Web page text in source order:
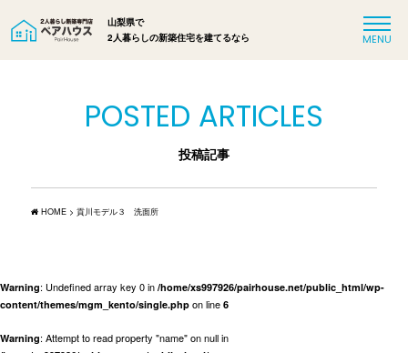
山梨県で
2人暮らしの新築住宅を建てるなら
POSTED ARTICLES
投稿記事
HOME >貢川モデル３ 洗面所
Warning: Undefined array key 0 in /home/xs997926/pairhouse.net/public_html/wp-
content/themes/mgm_kento/single.php on line 6
Warning: Attempt to read property "name" on null in